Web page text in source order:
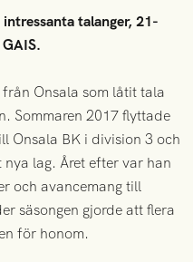
talanger, 21-
Onsala som låtit tala
Sommaren 2017 flyttade
Onsala BK i division 3 och
lag. Året efter var han
och avancemang till
säsongen gjorde att flera
för honom.